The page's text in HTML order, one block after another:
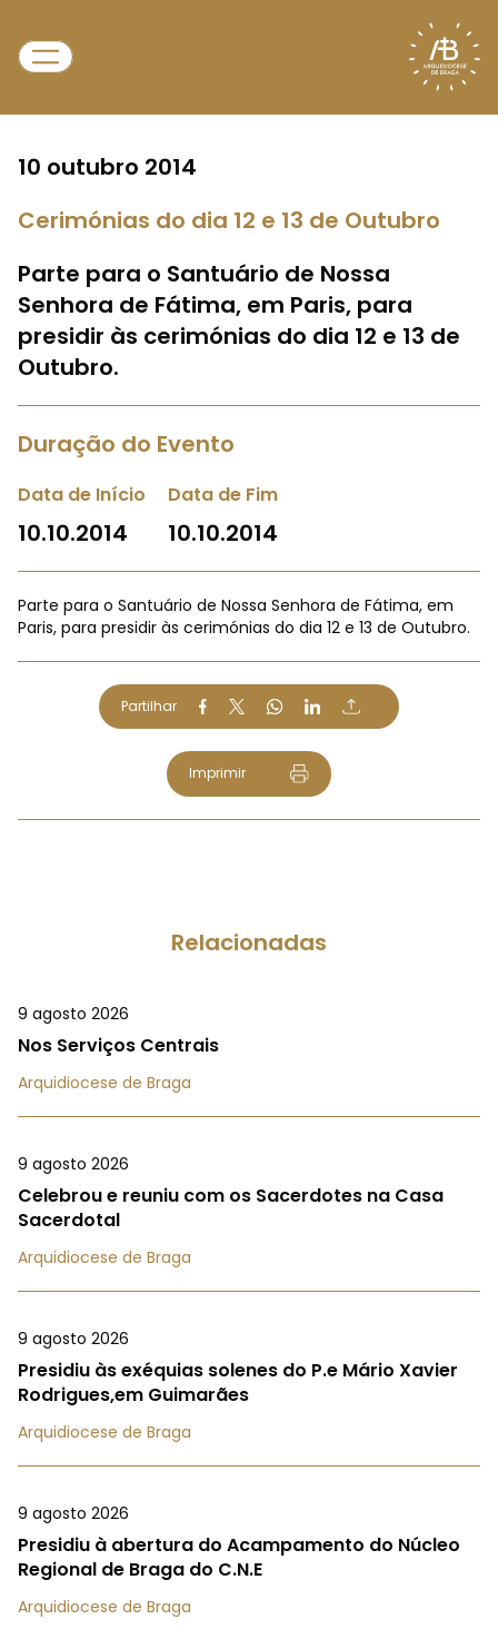
10 outubro 2014
Cerimónias do dia 12 e 13 de Outubro
Parte para o Santuário de Nossa
Senhora de Fátima, em Paris, para
presidir às cerimónias do dia 12 e 13 de
Outubro.
Duração do Evento
Data de Início
10.10.2014
Data de Fim
10.10.2014
Parte para o Santuário de Nossa Senhora de Fátima, em
Paris, para presidir às cerimónias do dia 12 e 13 de Outubro.
Partilhar
Imprimir
Relacionadas
9 agosto 2026
Nos Serviços Centrais
Arquidiocese de Braga
9 agosto 2026
Celebrou e reuniu com os Sacerdotes na Casa
Sacerdotal
Arquidiocese de Braga
9 agosto 2026
Presidiu às exéquias solenes do P.e Mário Xavier
Rodrigues,em Guimarães
Arquidiocese de Braga
9 agosto 2026
Presidiu à abertura do Acampamento do Núcleo
Regional de Braga do C.N.E
Arquidiocese de Braga